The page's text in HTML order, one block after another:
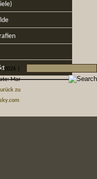
2026 |
Mar
zu